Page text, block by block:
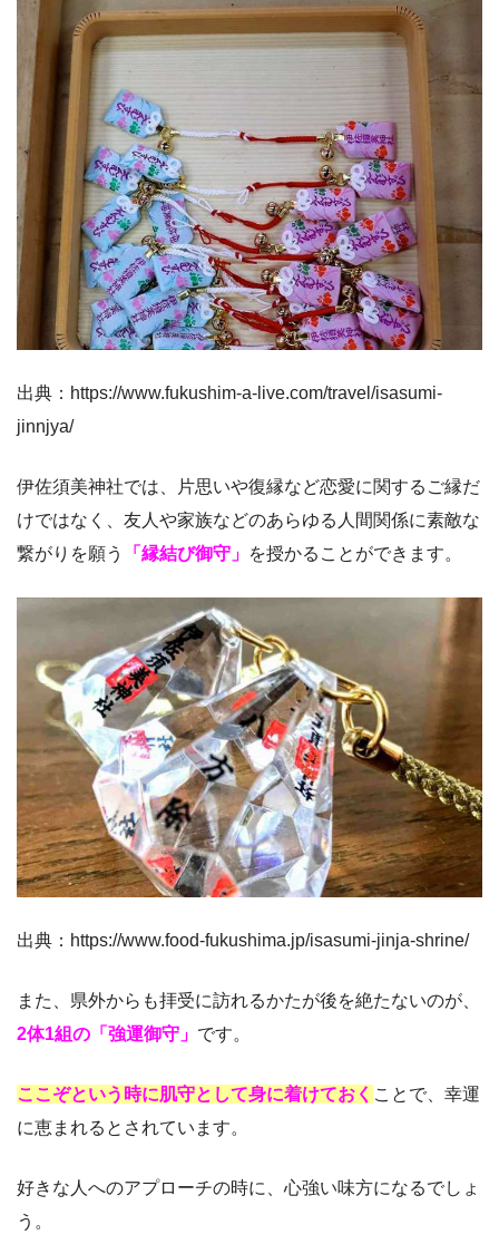
出典：https://www.fukushim-a-live.com/travel/isasumi-
jinnjya/
伊佐須美神社では、片思いや復縁など恋愛に関するご縁だ
けではなく、友人や家族などのあらゆる人間関係に素敵な
繋がりを願う
「縁結び御守」 を授かることができます。
出典：https://www.food-fukushima.jp/isasumi-jinja-shrine/
また、県外からも拝受に訪れるかたが後を絶たないのが、
2体1組の「強運御守」 です。
ここぞという時に肌守として身に着けておく ことで、幸運
に恵まれるとされています。
好きな人へのアプローチの時に、心強い味方になるでしょ
う。